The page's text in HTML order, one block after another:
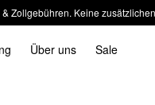
Zollgebühren. Keine
Über uns Sale